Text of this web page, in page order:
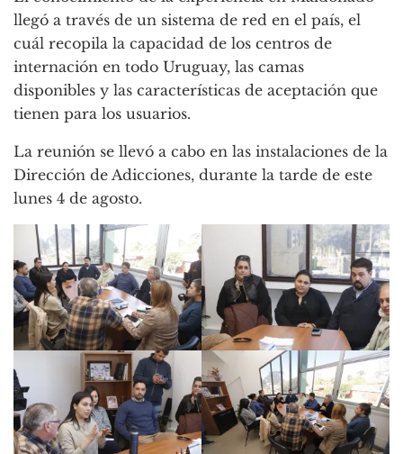
llegó a través de un sistema de red en el país, el
cuál recopila la capacidad de los centros de
internación en todo Uruguay, las camas
disponibles y las características de aceptación que
tienen para los usuarios.
La reunión se llevó a cabo en las instalaciones de la
Dirección de Adicciones, durante la tarde de este
lunes 4 de agosto.